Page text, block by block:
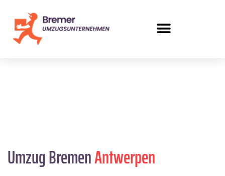
Umzug BremenAntwerpen